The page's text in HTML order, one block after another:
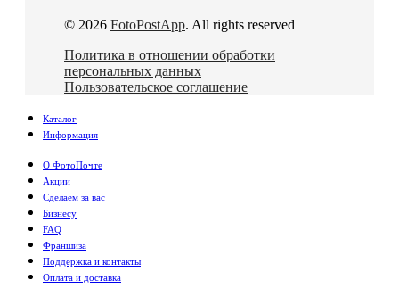
© 2026 FotoPostApp. All rights reserved
Политика в отношении обработки
персональных данных
Пользовательское соглашение
Каталог
Информация
О ФотоПочте
Акции
Сделаем за вас
Бизнесу
FAQ
Франшиза
Поддержка и контакты
Оплата и доставка